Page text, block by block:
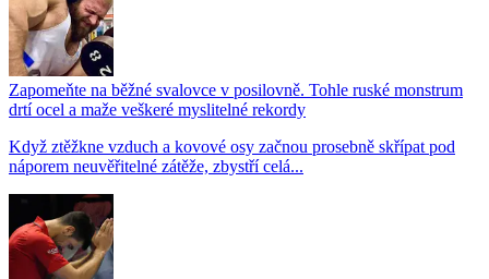
Zapomeňte na běžné svalovce v posilovně. Tohle ruské monstrum
drtí ocel a maže veškeré myslitelné rekordy
Když ztěžkne vzduch a kovové osy začnou prosebně skřípat pod
náporem neuvěřitelné zátěže, zbystří celá...